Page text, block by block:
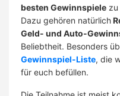
besten Gewinnspiele
Dazu gehören natürlich
Geld- und Auto-
Beliebtheit. Besonders
Gewinnspiel-Liste, die
für euch befüllen.